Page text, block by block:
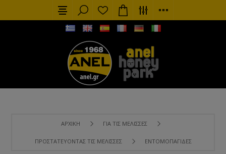
ΑΡΧΙΚΉ ΓΙΑ ΤΙΣ ΜΈΛΙΣΣΕΣ
ΠΡΟΣΤΑΤΕΎΟΝΤΑΣ ΤΙΣ ΜΈΛΙΣΣΕΣ ΕΝΤΟΜΟΠΑΓΊΔΕΣ